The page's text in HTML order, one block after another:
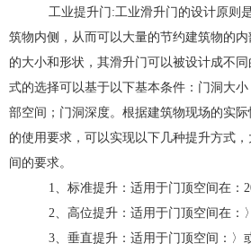
工业提升门:工业滑升门的设计原则
筑物内侧，从而可以大量的节约建筑物的
的大小和形状，其滑升门可以被设计成不
式的选择可以基于以下基本条件：门洞大
部空间；门洞深度。根据建筑物现场的实
的使用要求，可以实现以下几种提升方式
间的要求。
1、标准提升：适用于门顶空间在：
2、高位提升：适用于门顶空间在：
3、垂直提升：适用于门顶空间：〉